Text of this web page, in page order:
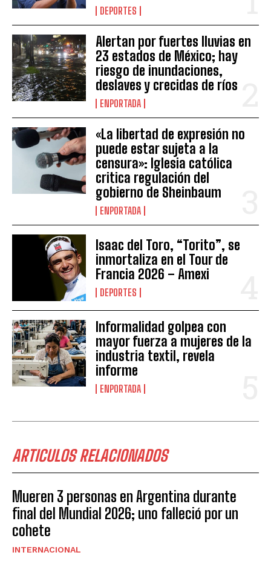
DEPORTES
Alertan por fuertes lluvias en
23 estados de México; hay
riesgo de inundaciones,
deslaves y crecidas de ríos
ENPORTADA
«La libertad de expresión no
puede estar sujeta a la
censura»: Iglesia católica
critica regulación del
gobierno de Sheinbaum
ENPORTADA
Isaac del Toro, “Torito”, se
inmortaliza en el Tour de
Francia 2026 – Amexi
DEPORTES
Informalidad golpea con
mayor fuerza a mujeres de la
industria textil, revela
informe
ENPORTADA
ARTICULOS RELACIONADOS
Mueren 3 personas en Argentina durante
final del Mundial 2026; uno falleció por un
cohete
INTERNACIONAL